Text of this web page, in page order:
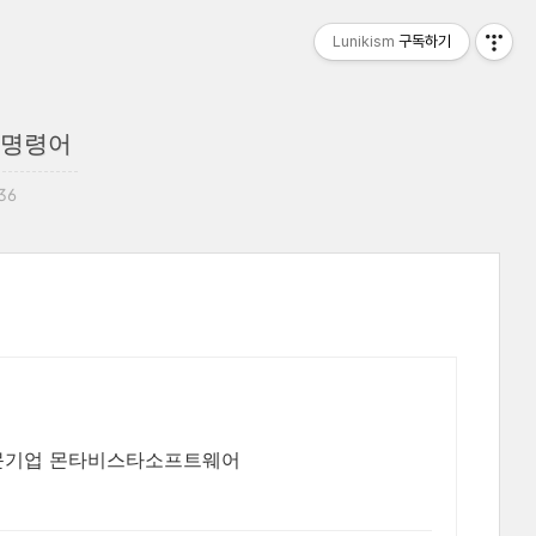
령어
업 몬타비스타소프트웨어
Lunikism 구독하기